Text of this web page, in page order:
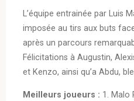
L’équipe entrainée par Luis
imposée au tirs aux buts
après un parcours
Félicitations à Augustin,
et Kenzo, ainsi qu’a Abdu,
Meilleurs joueurs : 1. Malo